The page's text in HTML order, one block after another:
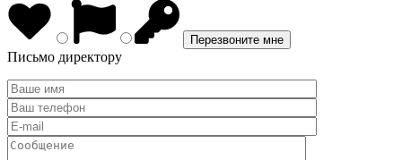
Письмо директору